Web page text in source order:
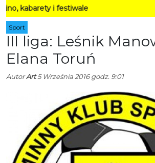
i festiwale
Sport
III liga: Leśnik
Elana Toruń
AutorArt5 Września 2016 godz. 9:01